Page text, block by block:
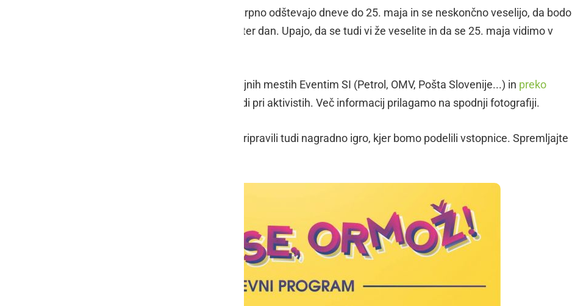
V Klubu ormoških študentov že nestrpno odštevajo dneve do 25. maja in se neskončno veselijo, da bodo
lahko za vas spet pripravili tako pester dan. Upajo, da se tudi vi že veselite in da se 25. maja vidimo v
Vstopnice so na voljo na vseh prodajnih mestih Eventim SI (Petrol, OMV, Pošta Slovenije...) in preko
, vstopnice pa lahko dobite tudi pri aktivistih. Več informacij prilagamo na spodnji fotografiji.
Za vse naše obiskovalce pa bomo pripravili tudi nagradno igro, kjer bomo podelili vstopnice. Spremljajte